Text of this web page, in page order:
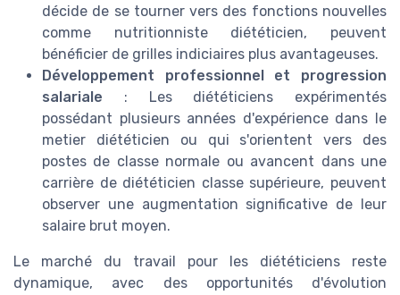
décide de se tourner vers des fonctions nouvelles
comme nutritionniste diététicien, peuvent
bénéficier de grilles indiciaires plus avantageuses.
Développement professionnel et progression
salariale : Les diététiciens expérimentés
possédant plusieurs années d'expérience dans le
metier diététicien ou qui s'orientent vers des
postes de classe normale ou avancent dans une
carrière de diététicien classe supérieure, peuvent
observer une augmentation significative de leur
salaire brut moyen.
Le marché du travail pour les diététiciens reste
dynamique, avec des opportunités d'évolution